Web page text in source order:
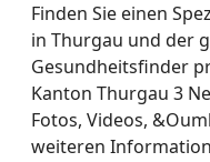
Finden Sie einen
in Thurgau und der
Gesundheitsfinder
Kanton Thurgau 3
Fotos, Videos,
weiteren